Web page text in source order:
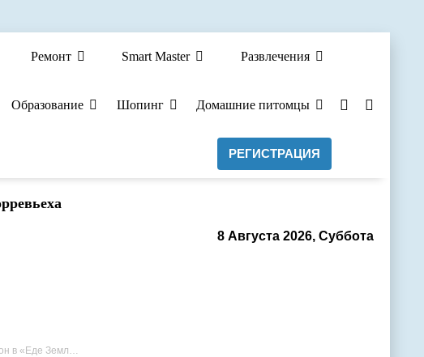
Ремонт Smart Master Развлечения
Образование Шопинг Домашние питомцы
РЕГИСТРАЦИЯ
8 Августа 2026, Суббота
«Еде Земли».